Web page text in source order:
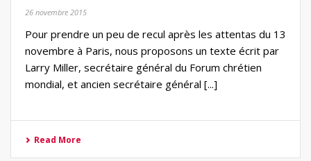
26 novembre 2015
Pour prendre un peu de recul après les attentas du 13
novembre à Paris, nous proposons un texte écrit par
Larry Miller, secrétaire général du Forum chrétien
mondial, et ancien secrétaire général [...]
Read More